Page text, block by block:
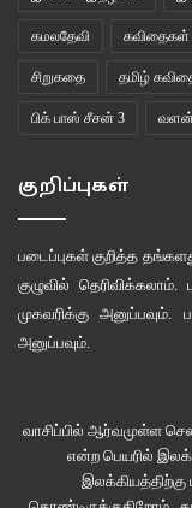
கமலதேவி கவிதைகள்
சிறுகதை தமிழ்
பிக் பாஸ் சீசன் 3
குறிப்புகள்
படைப்புகள் குறித்த
குழுவில் தெரிவிக்கலாம்.
முகவரிக்கு அனுப்பவும்.
அனுப்பவும்.
வாசிப்பில் ஆர்வமுள்ள
என்ற பெயரில்